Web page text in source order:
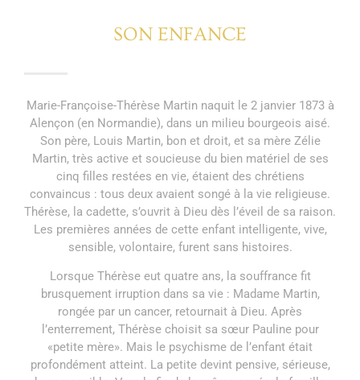
SON ENFANCE
Marie-Françoise-Thérèse Martin naquit le 2 janvier 1873 à
Alençon (en Normandie), dans un milieu bourgeois aisé.
Son père, Louis Martin, bon et droit, et sa mère Zélie
Martin, très active et soucieuse du bien matériel de ses
cinq filles restées en vie, étaient des chrétiens
convaincus : tous deux avaient songé à la vie religieuse.
Thérèse, la cadette, s’ouvrit à Dieu dès l’éveil de sa raison.
Les premières années de cette enfant intelligente, vive,
sensible, volontaire, furent sans histoires.
Lorsque Thérèse eut quatre ans, la souffrance fit
brusquement irruption dans sa vie : Madame Martin,
rongée par un cancer, retournait à Dieu. Après
l’enterrement, Thérèse choisit sa sœur Pauline pour
«petite mère». Mais le psychisme de l’enfant était
profondément atteint. La petite devint pensive, sérieuse,